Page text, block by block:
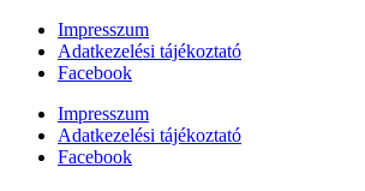
Impresszum
Adatkezelési tájékoztató
Facebook
Impresszum
Adatkezelési tájékoztató
Facebook